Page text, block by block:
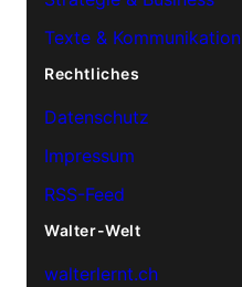
Texte & Kommunikation
Rechtliches
Datenschutz
Impressum
RSS-Feed
Walter-Welt
walterlernt.ch